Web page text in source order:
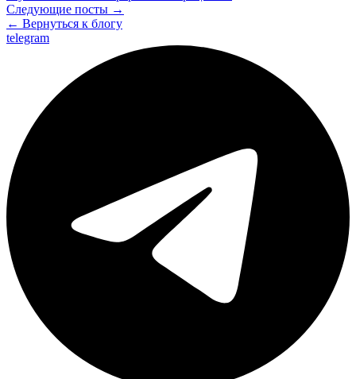
Следующие посты →
← Вернуться к блогу
telegram